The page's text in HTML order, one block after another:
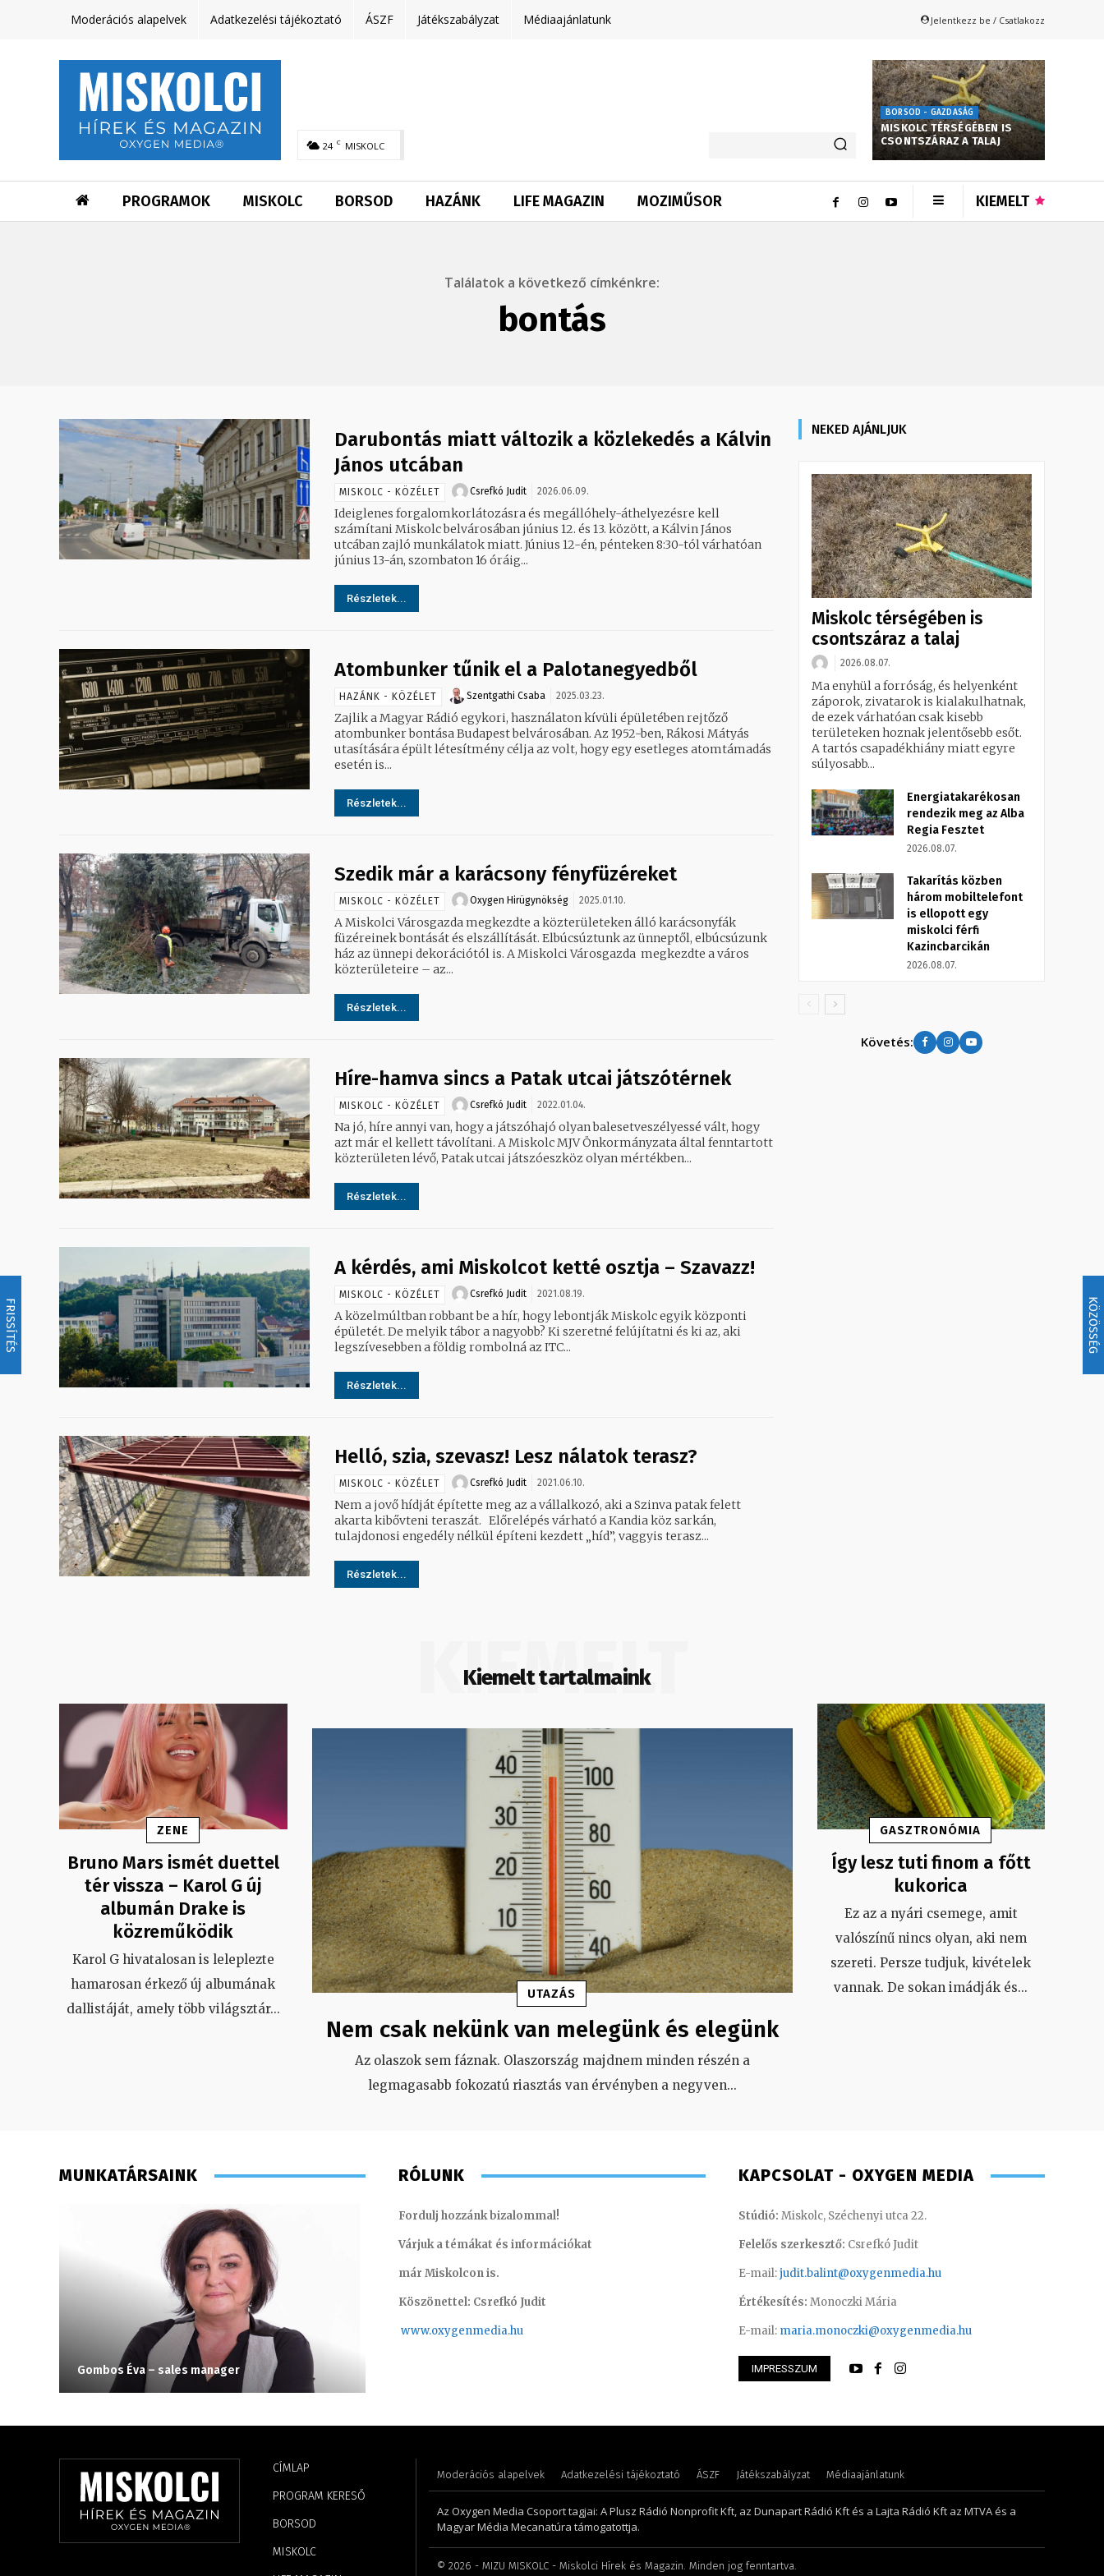
FRISSÍTÉS KÖZÖSSÉG
Moderációs alapelvek Adatkezelési tájékoztató ÁSZF Játékszabályzat Médiaajánlatunk Jelentkezz be / Csatlakozz
24 C MISKOLC
BORSOD - GAZDASÁG
MISKOLC TÉRSÉGÉBEN IS
CSONTSZÁRAZ A TALAJ
PROGRAMOK MISKOLC BORSOD HAZÁNK LIFE MAGAZIN MOZIMŰSOR KIEMELT
Találatok a következő címkénkre:
bontás
Darubontás miatt változik a közlekedés a Kálvin
János utcában
MISKOLC - KÖZÉLET Csrefkó Judit 2026.06.09.
Ideiglenes forgalomkorlátozásra és megállóhely-áthelyezésre kell
számítani Miskolc belvárosában június 12. és 13. között, a Kálvin János
utcában zajló munkálatok miatt. Június 12-én, pénteken 8:30-tól várhatóan
június 13-án, szombaton 16 óráig...
Részletek...
Atombunker tűnik el a Palotanegyedből
HAZÁNK - KÖZÉLET Szentgathi Csaba 2025.03.23.
Zajlik a Magyar Rádió egykori, használaton kívüli épületében rejtőző
atombunker bontása Budapest belvárosában. Az 1952-ben, Rákosi Mátyás
utasítására épült létesítmény célja az volt, hogy egy esetleges atomtámadás
esetén is...
Részletek...
Szedik már a karácsony fényfüzéreket
MISKOLC - KÖZÉLET Oxygen Hirügynökség 2025.01.10.
A Miskolci Városgazda megkezdte a közterületeken álló karácsonyfák
füzéreinek bontását és elszállítását. Elbúcsúztunk az ünneptől, elbúcsúzunk
ház az ünnepi dekorációtól is. A Miskolci Városgazda megkezdte a város
közterületeire – az...
Részletek...
Híre-hamva sincs a Patak utcai játszótérnek
MISKOLC - KÖZÉLET Csrefkó Judit 2022.01.04.
Na jó, híre annyi van, hogy a játszóhajó olyan balesetveszélyessé vált, hogy
azt már el kellett távolítani. A Miskolc MJV Önkormányzata által fenntartott
közterületen lévő, Patak utcai játszóeszköz olyan mértékben...
Részletek...
A kérdés, ami Miskolcot ketté osztja – Szavazz!
MISKOLC - KÖZÉLET Csrefkó Judit 2021.08.19.
A közelmúltban robbant be a hír, hogy lebontják Miskolc egyik központi
épületét. De melyik tábor a nagyobb? Ki szeretné felújítatni és ki az, aki
legszívesebben a földig rombolná az ITC...
Részletek...
Helló, szia, szevasz! Lesz nálatok terasz?
MISKOLC - KÖZÉLET Csrefkó Judit 2021.06.10.
Nem a jovő hídját építette meg az a vállalkozó, aki a Szinva patak felett
akarta kibővteni teraszát. Előrelépés várható a Kandia köz sarkán,
tulajdonosi engedély nélkül építeni kezdett „híd”, vaggyis terasz...
Részletek...
NEKED AJÁNLJUK
Miskolc térségében is
csontszáraz a talaj
2026.08.07.
Ma enyhül a forróság, és helyenként
záporok, zivatarok is kialakulhatnak,
de ezek várhatóan csak kisebb
területeken hoznak jelentősebb esőt.
A tartós csapadékhiány miatt egyre
súlyosabb...
Energiatakarékosan
rendezik meg az Alba
Regia Fesztet
2026.08.07.
Takarítás közben
három mobiltelefont
is ellopott egy
miskolci férfi
Kazincbarcikán
2026.08.07.
Követés:
Kiemelt tartalmaink
KIEMELT
ZENE
Bruno Mars ismét duettel
tér vissza – Karol G új
albumán Drake is
közreműködik
Karol G hivatalosan is leleplezte
hamarosan érkező új albumának
dallistáját, amely több világsztár...
UTAZÁS
Nem csak nekünk van melegünk és elegünk
Az olaszok sem fáznak. Olaszország majdnem minden részén a
legmagasabb fokozatú riasztás van érvényben a negyven...
GASZTRONÓMIA
Így lesz tuti finom a főtt
kukorica
Ez az a nyári csemege, amit
valószínű nincs olyan, aki nem
szereti. Persze tudjuk, kivételek
vannak. De sokan imádják és...
MUNKATÁRSAINK
Gombos Éva – sales manager Gáspár Milán – sport szerkesztő
RÓLUNK
Fordulj hozzánk bizalommal!
Várjuk a témákat és információkat
már Miskolcon is.
Köszönettel: Csrefkó Judit
www.oxygenmedia.hu
KAPCSOLAT - OXYGEN MEDIA
Stúdió: Miskolc, Széchenyi utca 22.
Felelős szerkesztő: Csrefkó Judit
E-mail:judit.balint@oxygenmedia.hu
Értékesítés: Monoczki Mária
E-mail: maria.monoczki@oxygenmedia.hu
IMPRESSZUM
CÍMLAP
PROGRAM KERESŐ
BORSOD
MISKOLC
Moderációs alapelvek Adatkezelési tájékoztató ÁSZF Játékszabályzat Médiaajánlatunk
Az Oxygen Media Csoport tagjai: A Plusz Rádió Nonprofit Kft, az Dunapart Rádió Kft és a Lajta Rádió Kft az MTVA és a
Magyar Média Mecanatúra támogatottja.
© 2026 - MIZU MISKOLC - Miskolci Hírek és Magazin. Minden jog fenntartva.